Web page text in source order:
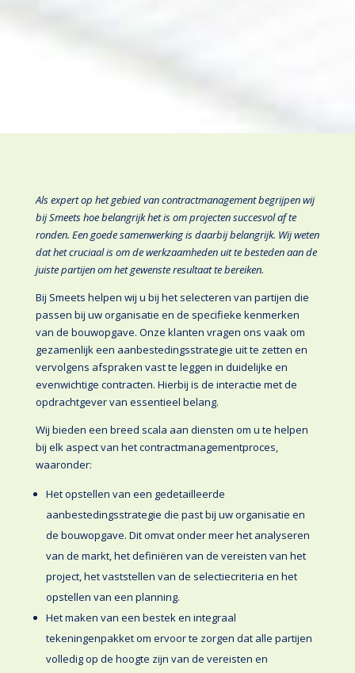
Als expert op het gebied van contractmanagement begrijpen wij
bij Smeets hoe belangrijk het is om projecten succesvol af te
ronden. Een goede samenwerking is daarbij belangrijk. Wij weten
dat het cruciaal is om de werkzaamheden uit te besteden aan de
juiste partijen om het gewenste resultaat te bereiken.
Bij Smeets helpen wij u bij het selecteren van partijen die
passen bij uw organisatie en de specifieke kenmerken
van de bouwopgave. Onze klanten vragen ons vaak om
gezamenlijk een aanbestedingsstrategie uit te zetten en
vervolgens afspraken vast te leggen in duidelijke en
evenwichtige contracten. Hierbij is de interactie met de
opdrachtgever van essentieel belang.
Wij bieden een breed scala aan diensten om u te helpen
bij elk aspect van het contractmanagementproces,
waaronder:
Het opstellen van een gedetailleerde
aanbestedingsstrategie die past bij uw organisatie en
de bouwopgave. Dit omvat onder meer het analyseren
van de markt, het definiëren van de vereisten van het
project, het vaststellen van de selectiecriteria en het
opstellen van een planning.
Het maken van een bestek en integraal
tekeningenpakket om ervoor te zorgen dat alle partijen
volledig op de hoogte zijn van de vereisten en